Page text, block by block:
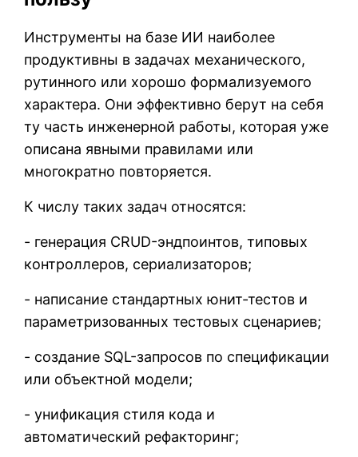
Инструменты на базе ИИ наиболее
продуктивны в задачах механического,
рутинного или хорошо формализуемого
характера. Они эффективно берут на себя
ту часть инженерной работы, которая уже
описана явными правилами или
многократно повторяется.
К числу таких задач относятся:
- генерация CRUD-эндпоинтов, типовых
контроллеров, сериализаторов;
- написание стандартных юнит-тестов и
параметризованных тестовых сценариев;
- создание SQL-запросов по спецификации
или объектной модели;
- унификация стиля кода и
автоматический рефакторинг;